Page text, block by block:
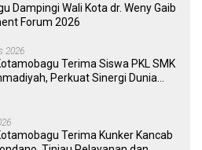
Dampingi Wali Kota dr. Weny Gaib
Forum 2026
2026
Terima Siswa PKL SMK
Perkuat Sinergi Dunia
Terima Kunker Kancab